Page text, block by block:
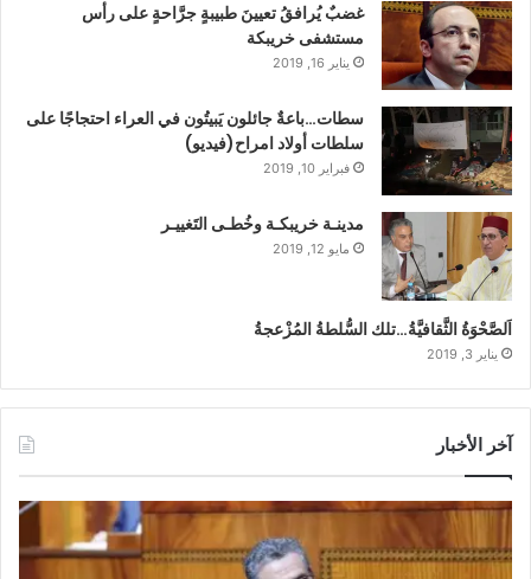
غضبٌ يُرافقُ تعيينَ طبيبةٍ جرَّاحةٍ على رأس
مستشفى خريبكة
يناير 16, 2019
سطات…باعةٌ جائلون يَبيتُون في العراء احتجاجًا على
سلطات أولاد امراح(فيديو)
فبراير 10, 2019
مدينـة خريبكـة وخُطـى التَغييـر
مايو 12, 2019
اَلصَّحْوَةُ الثَّقافيَّةُ…تلك السُّلطةُ المُزْعجةُ
يناير 3, 2019
آخر الأخبار